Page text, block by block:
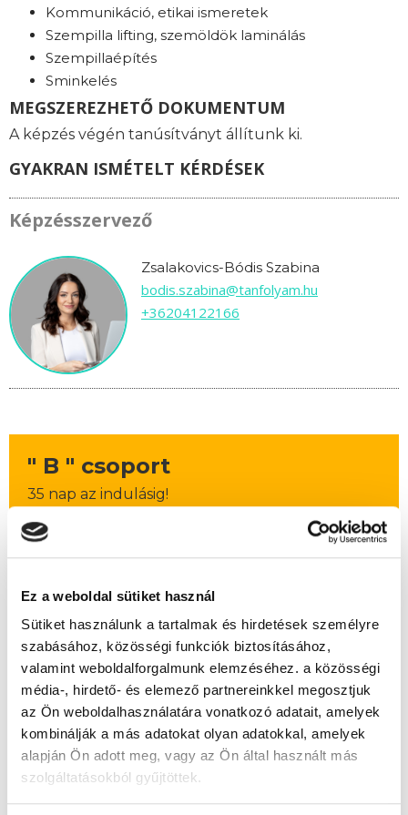
Ez a weboldal sütiket használ
Sütiket használunk a tartalmak és hirdetések személyre
szabásához, közösségi funkciók biztosításához,
valamint weboldalforgalmunk elemzéséhez. a közösségi
média-, hirdető- és elemező partnereinkkel megosztjuk
az Ön weboldalhasználatára vonatkozó adatait, amelyek
kombinálják a más adatokat olyan adatokkal, amelyek
alapján Ön adott meg, vagy az Ön által használt más
szolgáltatásokból gyűjtöttek.
Kommunikáció, etikai ismeretek
Szempilla lifting, szemöldök laminálás
Szempillaépítés
Sminkelés
MEGSZEREZHETŐ DOKUMENTUM
A képzés végén tanúsítványt állítunk ki.
GYAKRAN ISMÉTELT KÉRDÉSEK
Képzésszervező
Zsalakovics-Bódis Szabina
bodis.szabina@tanfolyam.hu
+36204122166
" B " csoport
35 nap az indulásig!
Időtartam:
egyösszegű befizetés esetén + 155.000 Ft
értékű kezdőkészlettel!
Házi vizsga díja:30 000 Ft
Lehet még jelentkezni? Igen
Jelentkezem!